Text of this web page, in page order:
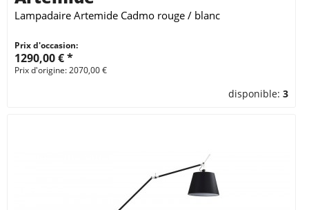
Lampadaire Artemide Cadmo rouge / blanc
Prix d'occasion:
1290,00 € *
Prix d'origine: 2070,00 €
disponible:3